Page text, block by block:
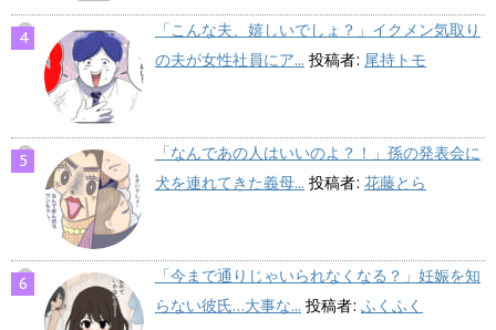
「こんな夫、嬉しいでしょ？」イクメン気取り
の夫が女性社員にア... 投稿者: 尾持トモ
「なんであの人はいいのよ？！」孫の発表会に
犬を連れてきた義母... 投稿者: 花藤とら
「今まで通りじゃいられなくなる？」妊娠を知
らない彼氏…大事な... 投稿者: ふくふく